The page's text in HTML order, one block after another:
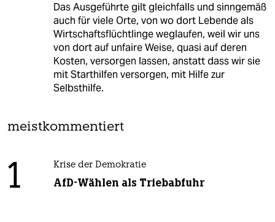
Das Ausgeführte gilt gleichfalls und sinngemäß
auch für viele Orte, von wo dort Lebende als
Wirtschaftsflüchtlinge weglaufen, weil wir uns
von dort auf unfaire Weise, quasi auf deren
Kosten, versorgen lassen, anstatt dass wir sie
mit Starthilfen versorgen, mit Hilfe zur
Selbsthilfe.
meistkommentiert
1 Krise der Demokratie
AfD-Wählen als Triebabfuhr